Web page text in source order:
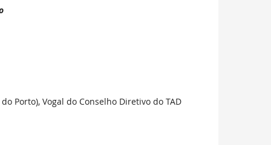
Porto), Vogal do Conselho Diretivo do TAD